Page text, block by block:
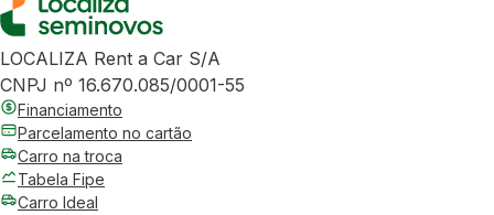
LOCALIZA Rent a Car S/A
CNPJ nº 16.670.085/0001-55
Financiamento
Parcelamento no cartão
Carro na troca
Tabela Fipe
Carro Ideal